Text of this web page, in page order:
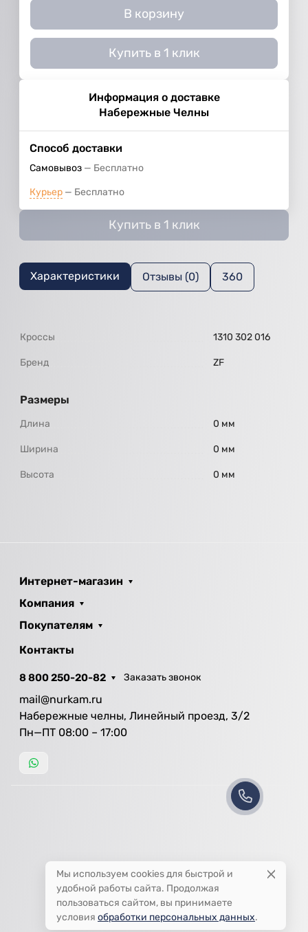
В корзину
Купить в 1 клик
Информация о доставке
Набережные Челны
Способ доставки
Самовывоз Бесплатно
Курьер Бесплатно
Купить в 1 клик
Характеристики Отзывы (0) 360
Кроссы 1310 302 016
Бренд ZF
Размеры
Длина 0 мм
Ширина 0 мм
Высота 0 мм
Интернет-магазин
Компания
Покупателям
Контакты
8 800 250-20-82 Заказать звонок
mail@nurkam.ru
Набережные челны, Линейный проезд, 3/2
Пн—ПТ 08:00 – 17:00
Мы используем cookies для быстрой и
удобной работы сайта. Продолжая
пользоваться сайтом, вы принимаете
условия обработки персональных данных.